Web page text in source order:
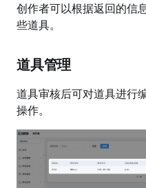
创作者可以根据返回的信
些道具。
道具管理
道具审核后可对道具进行
操作。